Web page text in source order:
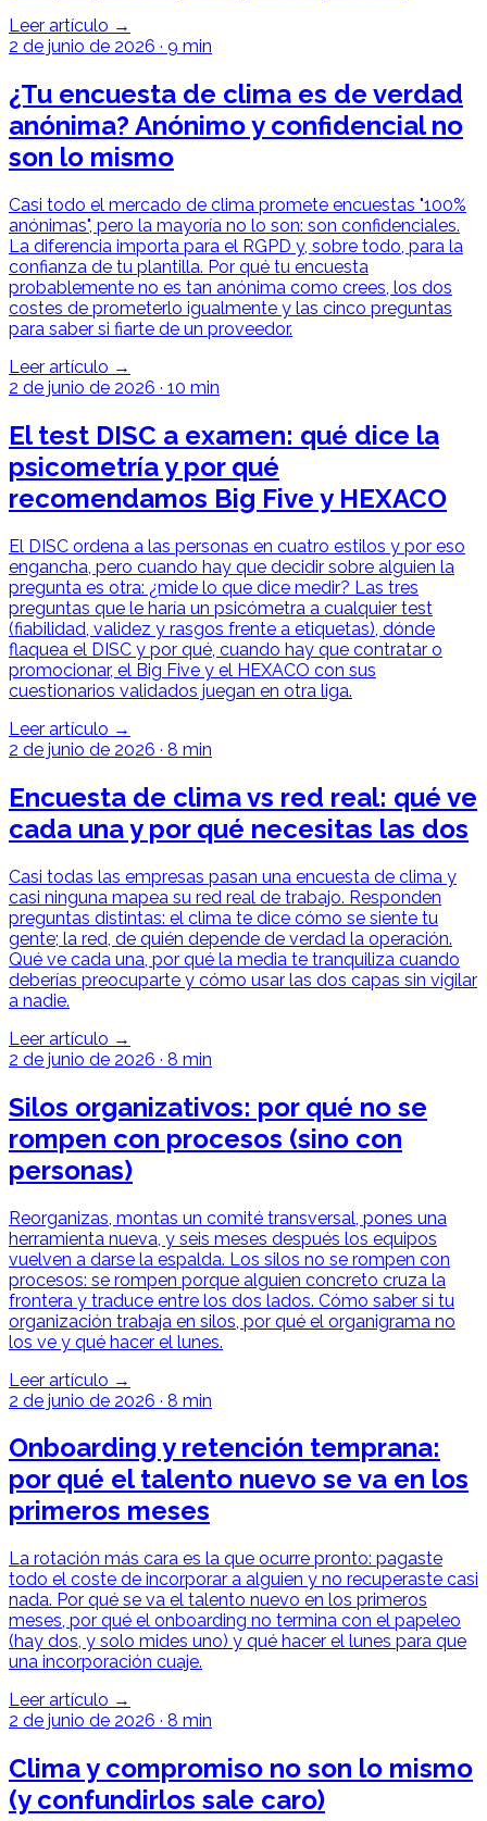
Leer artículo →
2 de junio de 2026 · 9 min
¿Tu encuesta de clima es de verdad
anónima? Anónimo y confidencial no
son lo mismo
Casi todo el mercado de clima promete encuestas "100%
anónimas", pero la mayoría no lo son: son confidenciales.
La diferencia importa para el RGPD y, sobre todo, para la
confianza de tu plantilla. Por qué tu encuesta
probablemente no es tan anónima como crees, los dos
costes de prometerlo igualmente y las cinco preguntas
para saber si fiarte de un proveedor.
Leer artículo →
2 de junio de 2026 · 10 min
El test DISC a examen: qué dice la
psicometría y por qué
recomendamos Big Five y HEXACO
El DISC ordena a las personas en cuatro estilos y por eso
engancha, pero cuando hay que decidir sobre alguien la
pregunta es otra: ¿mide lo que dice medir? Las tres
preguntas que le haría un psicómetra a cualquier test
(fiabilidad, validez y rasgos frente a etiquetas), dónde
flaquea el DISC y por qué, cuando hay que contratar o
promocionar, el Big Five y el HEXACO con sus
cuestionarios validados juegan en otra liga.
Leer artículo →
2 de junio de 2026 · 8 min
Encuesta de clima vs red real: qué ve
cada una y por qué necesitas las dos
Casi todas las empresas pasan una encuesta de clima y
casi ninguna mapea su red real de trabajo. Responden
preguntas distintas: el clima te dice cómo se siente tu
gente; la red, de quién depende de verdad la operación.
Qué ve cada una, por qué la media te tranquiliza cuando
deberías preocuparte y cómo usar las dos capas sin vigilar
a nadie.
Leer artículo →
2 de junio de 2026 · 8 min
Silos organizativos: por qué no se
rompen con procesos (sino con
personas)
Reorganizas, montas un comité transversal, pones una
herramienta nueva, y seis meses después los equipos
vuelven a darse la espalda. Los silos no se rompen con
procesos: se rompen porque alguien concreto cruza la
frontera y traduce entre los dos lados. Cómo saber si tu
organización trabaja en silos, por qué el organigrama no
los ve y qué hacer el lunes.
Leer artículo →
2 de junio de 2026 · 8 min
Onboarding y retención temprana:
por qué el talento nuevo se va en los
primeros meses
La rotación más cara es la que ocurre pronto: pagaste
todo el coste de incorporar a alguien y no recuperaste casi
nada. Por qué se va el talento nuevo en los primeros
meses, por qué el onboarding no termina con el papeleo
(hay dos, y solo mides uno) y qué hacer el lunes para que
una incorporación cuaje.
Leer artículo →
2 de junio de 2026 · 8 min
Clima y compromiso no son lo mismo
(y confundirlos sale caro)